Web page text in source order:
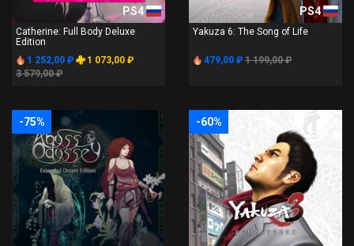
PS4
Catherine: Full Body Deluxe
Edition
1 252,00 ₽
1 073,00 ₽
3 579,00 ₽
PS4
Yakuza 6: The Song of Life
479,00 ₽ 1 199,00 ₽
-75% -60%